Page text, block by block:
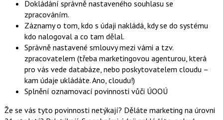
Dokládání správně nastaveného souhlasu se
zpracováním.
Záznamy o tom, kdo s údaji nakládá, kdy se do systému
kdo nalogoval a co tam dělal.
Správně nastavené smlouvy mezi vámi a tzv.
zpracovatelem (třeba marketingovou agenturou, která
pro vás vede databáze, nebo poskytovatelem cloudu –
kam údaje ukládáte. Ano, cloudu!)
Splnění oznamovací povinnosti vůči ÚOOÚ
Že se vás tyto povinnosti netýkají? Děláte marketing na úrovni